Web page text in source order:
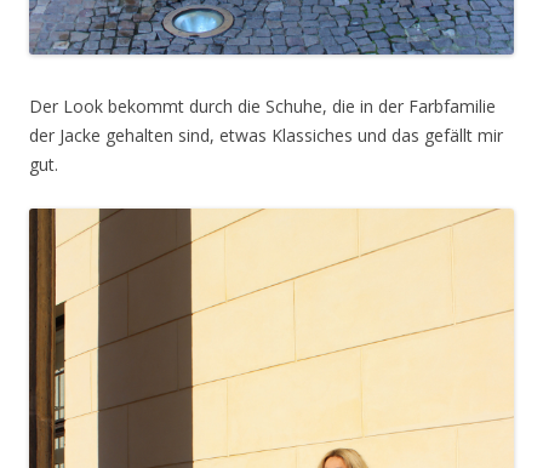
Der Look bekommt durch die Schuhe, die in der Farbfamilie
der Jacke gehalten sind, etwas Klassiches und das gefällt mir
gut.